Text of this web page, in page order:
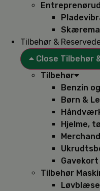
Tilbehør &
Close Tilbehør
Tilbehør
Benzin
Børn &
Hjelme,
Gavekort
Tilbehør